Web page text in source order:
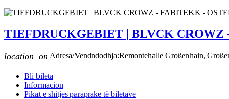
TIEFDRUCKGEBIET | BLVCK
location_on Adresa/Vendndodhja:Remontehalle Großenhain,
Bli bileta
Informacion
Pikat e shitjes paraprake të biletave